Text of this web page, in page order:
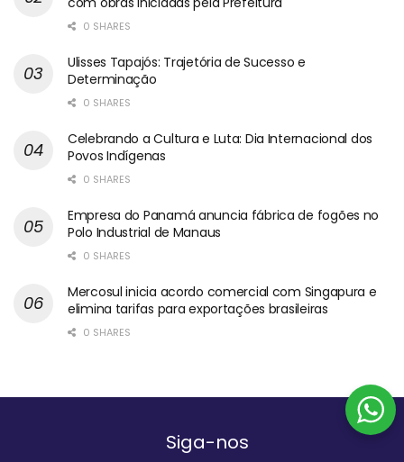
0 SHARES
Ulisses Tapajós: Trajetória de Sucesso e
Determinação
0 SHARES
Celebrando a Cultura e Luta: Dia Internacional dos
Povos Indígenas
0 SHARES
Empresa do Panamá anuncia fábrica de fogões no
Polo Industrial de Manaus
0 SHARES
Mercosul inicia acordo comercial com Singapura e
elimina tarifas para exportações brasileiras
0 SHARES
Siga-nos